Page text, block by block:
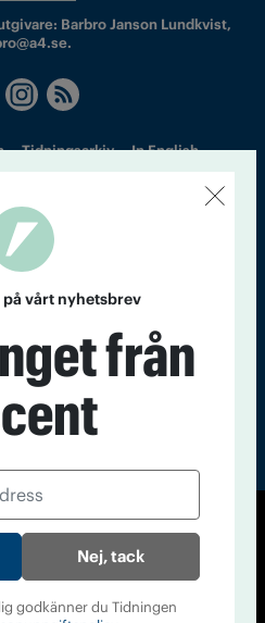
Barbro Janson Lundkvist,
Tidningsarkiv In English
Accent 2026
Personuppgiftspolicy
vårt nyhetsbrev
från
Nej, tack
godkänner du Tidningen